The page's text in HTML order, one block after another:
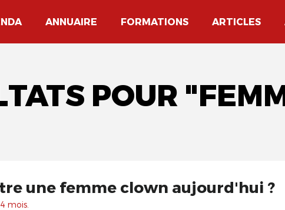
ANNUAIRE FORMATIONS ARTICLES
POUR
une femme clown aujourd'hui ?
mois.